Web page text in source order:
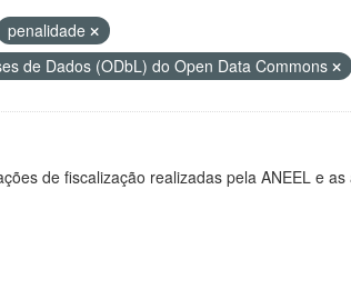
penalidade
de Dados (ODbL) do Open Data Commons
de fiscalização realizadas pela ANEEL e